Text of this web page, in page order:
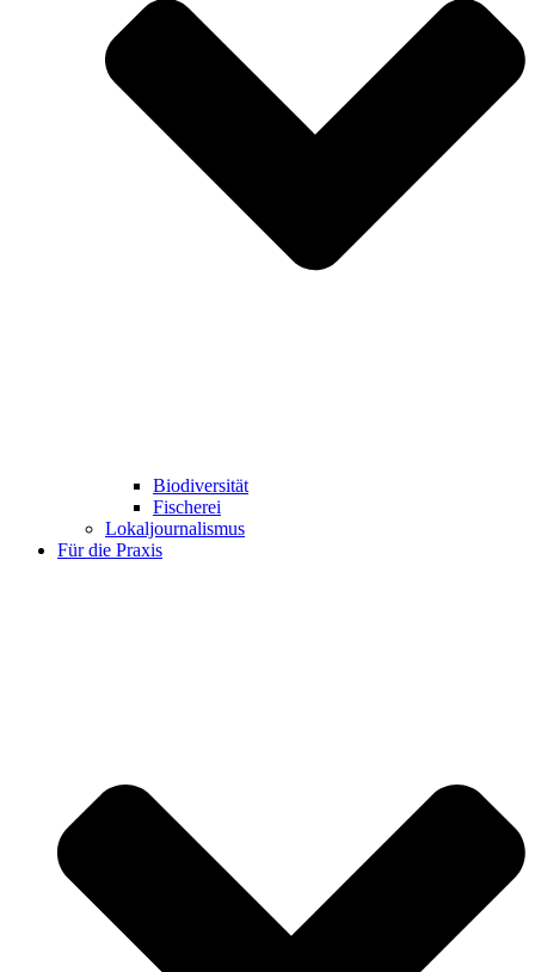
Biodiversität
Fischerei
Lokaljournalismus
Für die Praxis